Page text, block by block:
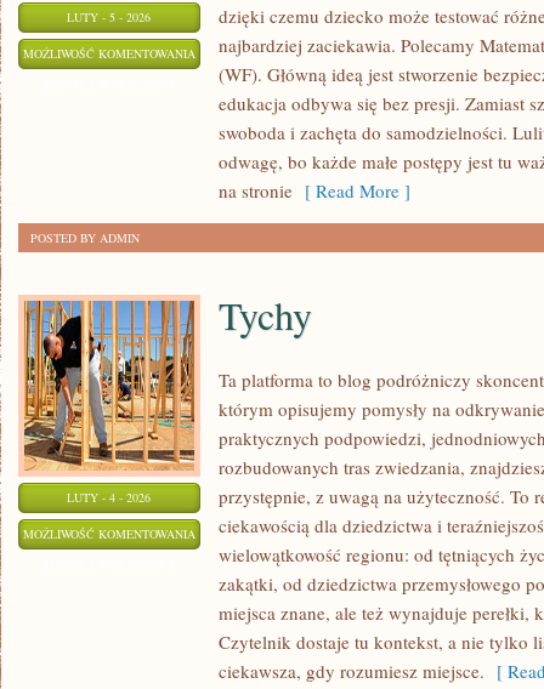
LUTY - 5 - 2026
MOŻLIWOŚĆ KOMENTOWANIA BIOLOGIA
dzięki czemu dziecko może testować
najbardziej zaciekawia. Polecamy
(WF). Główną ideą jest stworzenie
edukacja odbywa się bez presji. Zamiast
swoboda i zachęta do samodzielności.
odwagę, bo każde małe postępy jest tu
na stronie [ Read More ]
POSTED BY ADMIN
LUTY - 4 - 2026
MOŻLIWOŚĆ KOMENTOWANIA TYCHY
Tychy
Ta platforma to blog podróżniczy
którym opisujemy pomysły na
praktycznych podpowiedzi,
rozbudowanych tras zwiedzania,
przystępnie, z uwagą na użyteczność. To
ciekawością dla dziedzictwa i
wielowątkowość regionu: od tętniących
zakątki, od dziedzictwa przemysłowego
miejsca znane, ale też wynajduje perełki,
Czytelnik dostaje tu kontekst, a nie tylko
ciekawsza, gdy rozumiesz miejsce. [